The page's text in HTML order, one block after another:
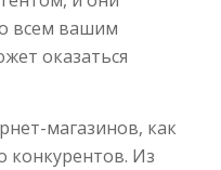
всем вашим
оказаться
магазинов, как
конкурентов. Из